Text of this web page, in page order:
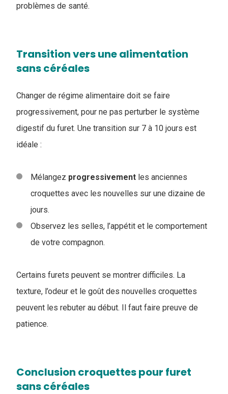
problèmes de santé.
Transition vers une alimentation
sans céréales
Changer de régime alimentaire doit se faire
progressivement, pour ne pas perturber le système
digestif du furet. Une transition sur 7 à 10 jours est
idéale :
Mélangez progressivement les anciennes
croquettes avec les nouvelles sur une dizaine de
jours.
Observez les selles, l’appétit et le comportement
de votre compagnon.
Certains furets peuvent se montrer difficiles. La
texture, l’odeur et le goût des nouvelles croquettes
peuvent les rebuter au début. Il faut faire preuve de
patience.
Conclusion ​croquettes pour furet
sans céréales